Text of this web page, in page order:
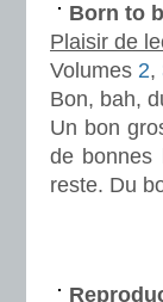
Born to
Plaisir de
Volumes 2,
Bon, bah,
Un bon
de bonnes
reste. Du